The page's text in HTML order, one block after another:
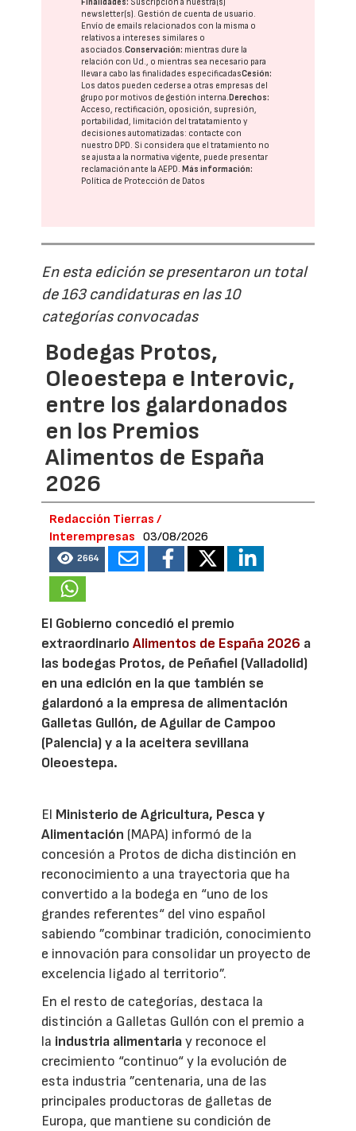
newsletter(s). Gestión de cuenta de usuario.
Envío de emails relacionados con la misma o
relativos a intereses similares o
asociados.Conservación: mientras dure la
relación con Ud., o mientras sea necesario para
llevar a cabo las finalidades especificadasCesión:
Los datos pueden cederse a otras empresas del
grupo por motivos de gestión interna.Derechos:
Acceso, rectificación, oposición, supresión,
portabilidad, limitación del tratatamiento y
decisiones automatizadas: contacte con
nuestro DPD. Si considera que el tratamiento no
se ajusta a la normativa vigente, puede presentar
reclamación ante laAEPD.Más información:
Política de Protección de Datos
En esta edición se presentaron un total
de 163 candidaturas en las 10
categorías convocadas
Bodegas Protos,
Oleoestepa e Interovic,
entre los galardonados
en los Premios
Alimentos de España
2026
Redacción Tierras /
Interempresas
03/08/2026
2664
El Gobierno concedió el premio
extraordinarioAlimentos de España 2026 a
las bodegas Protos, de Peñafiel (Valladolid)
en una edición en la que también se
galardonó a la empresa de alimentación
Galletas Gullón, de Aguilar de Campoo
(Palencia) y a la aceitera sevillana
Oleoestepa.
El Ministerio de Agricultura, Pesca y
Alimentación (MAPA) informó de la
concesión a Protos de dicha distinción en
reconocimiento a una trayectoria que ha
convertido a la bodega en “uno de los
grandes referentes“ del vino español
sabiendo ”combinar tradición, conocimiento
e innovación para consolidar un proyecto de
excelencia ligado al territorio”.
En el resto de categorías, destaca la
distinción a Galletas Gullón con el premio a
la industria alimentariay reconoce el
crecimiento “continuo“ y la evolución de
esta industria ”centenaria, una de las
principales productoras de galletas de
Europa, que mantiene su condición de